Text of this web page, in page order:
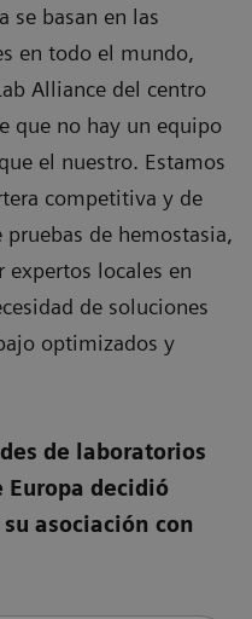
se basan en las
en todo el mundo,
Alliance del centro
que no hay un equipo
el nuestro. Estamos
competitiva y de
de hemostasia,
expertos locales en
de soluciones
optimizados y
de laboratorios
Europa decidió
asociación con